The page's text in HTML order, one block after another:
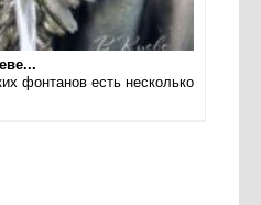
фонтанов есть несколько